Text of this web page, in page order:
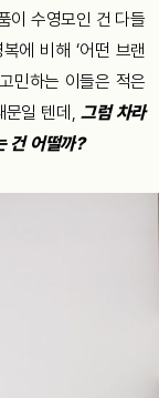
이 수영모인 건 다들
에 비해 ‘어떤 브랜
민하는 이들은 적은
일 텐데, 그럼 차라
건 어떨까?